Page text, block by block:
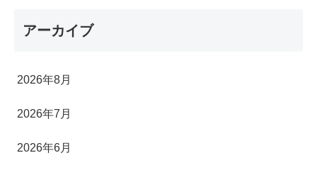
アーカイブ
2026年8月
2026年7月
2026年6月